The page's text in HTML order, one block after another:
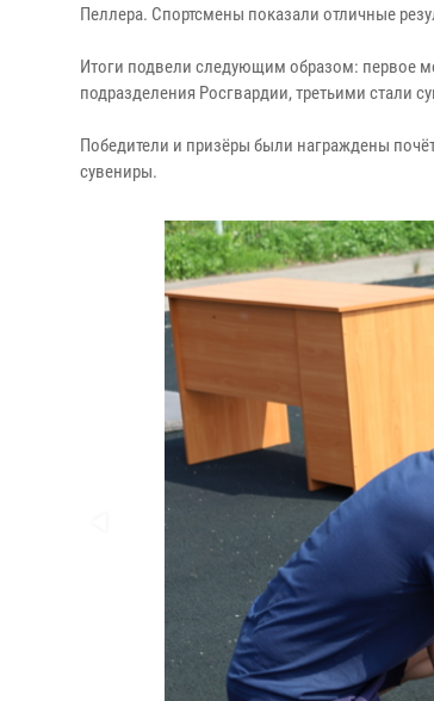
Пеллера. Спортсмены показали отличные
Итоги подвели следующим образом: первое
подразделения Росгвардии, третьими стали
Победители и призёры были награждены
сувениры.